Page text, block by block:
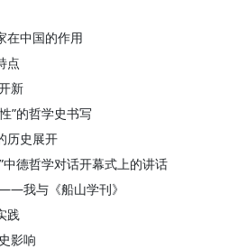
在中国的作用
点
新
”的哲学史书写
历史展开
德哲学对话开幕式上的讲话
我与《船山学刊》
践
影响